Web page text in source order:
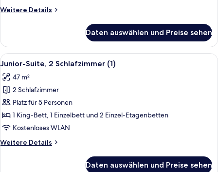
Weitere Details
Weitere
Doppelzimmer
Daten auswählen und Preise sehen
Alle
Fotos
für
Junior-
Suite,
2 Schlafzimmer
(1)
Ein Hotelzimmer mit Bett, einer
7
Junior-Suite, 2 Schlafzimmer (1)
47 m²
2 Schlafzimmer
Platz für 5 Personen
1 King-Bett, 1 Einzelbett und 2 Einzel-Etagenbetten
Kostenloses WLAN
Weitere Details
Weitere
Daten auswählen und Preise sehen